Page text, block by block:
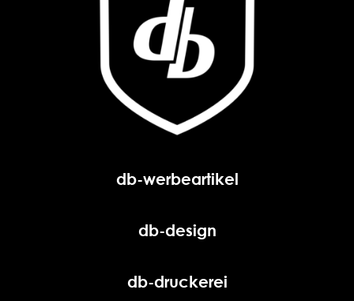
db-werbeartikel
db-design
db-druckerei